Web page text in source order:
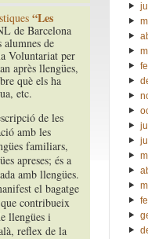
“Les
de Barcelona
de
Voluntariat per
après llengües,
què els ha
etc.
de les
amb les
familiars,
apreses; és a
amb llengües.
el bagatge
contribueix
llengües i
reflex de la